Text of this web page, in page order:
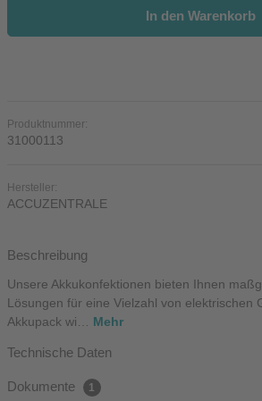
In den Warenkorb
Produktnummer:
31000113
Hersteller:
ACCUZENTRALE
Beschreibung
Unsere Akkukonfektionen bieten Ihnen
Lösungen für eine Vielzahl von elektrischen
Akkupack wi… Mehr
Technische Daten
Dokumente 1